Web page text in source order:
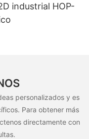
industrial HOP-
personalizados y es
Para obtener más
directamente con